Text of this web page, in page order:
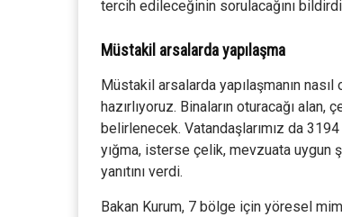
tercih edileceğinin sorulacağını
Müstakil arsalarda yapılaşma
Müstakil arsalarda yapılaşmanın
hazırlıyoruz. Binaların oturacağı
belirlenecek. Vatandaşlarımız da
yığma, isterse çelik, mevzuata uygun
yanıtını verdi.
Bakan Kurum, 7 bölge için yöresel